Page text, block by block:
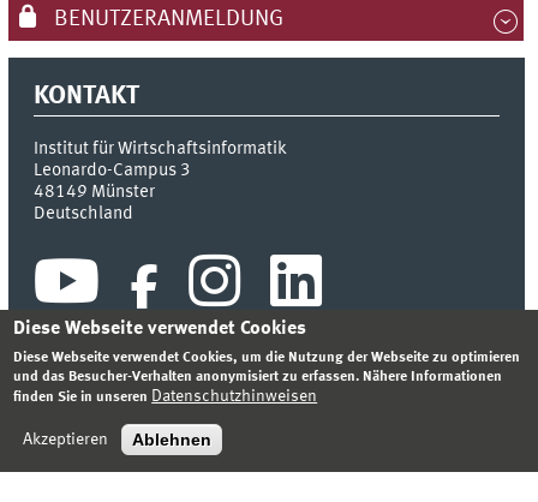
BENUTZERANMELDUNG
KONTAKT
Institut für Wirtschaftsinformatik
Leonardo-Campus 3
48149 Münster
Deutschland
DATENSCHUTZHINWEIS
© 2026 INSTITUT FÜR WIRTSCHAFTSINFORMATIK
Diese Webseite verwendet Cookies
Diese Webseite verwendet Cookies, um die Nutzung der Webseite zu optimieren
und das Besucher-Verhalten anonymisiert zu erfassen. Nähere Informationen
finden Sie in unseren Datenschutzhinweisen
Akzeptieren Ablehnen